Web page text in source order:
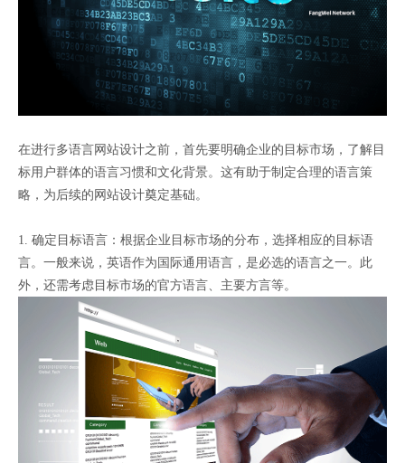
在进行多语言网站设计之前，首先要明确企业的目标市场，了解目
标用户群体的语言习惯和文化背景。这有助于制定合理的语言策
略，为后续的网站设计奠定基础。
1. 确定目标语言：根据企业目标市场的分布，选择相应的目标语
言。一般来说，英语作为国际通用语言，是必选的语言之一。此
外，还需考虑目标市场的官方语言、主要方言等。